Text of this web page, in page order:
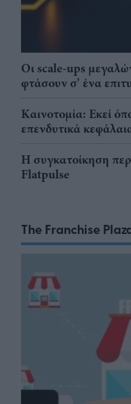
Οι scale-ups
φτάσουν σ' ένα
Καινοτομία: Εκεί
επενδυτικά
Η συγκατοίκηση
Flatpulse
The Franchise